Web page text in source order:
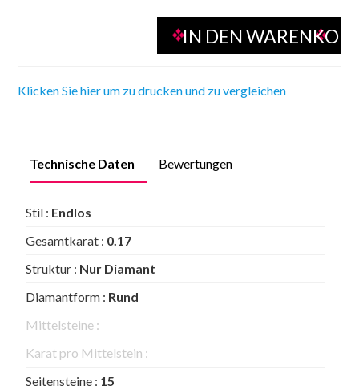
Klicken Sie hier um zu drucken und zu vergleichen
Technische Daten Bewertungen
Stil : Endlos
Gesamtkarat : 0.17
Struktur : Nur Diamant
Diamantform : Rund
Mittelsteine :
Karat pro Mittelstein :
Seitensteine : 15